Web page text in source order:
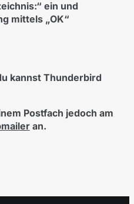
ein und
mittels „OK“
kannst Thunderbird
Postfach jedoch am
an.